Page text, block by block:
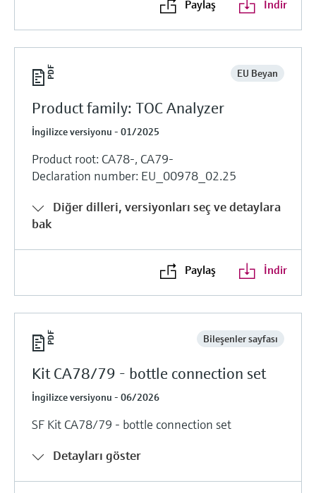
Paylaş İndir
EU Beyan
Product family: TOC Analyzer
İngilizce versiyonu - 01/2025
Product root: CA78-, CA79-
Declaration number: EU_00978_02.25
Diğer dilleri, versiyonları seç ve detaylara
bak
Paylaş İndir
Bileşenler sayfası
Kit CA78/79 - bottle connection set
İngilizce versiyonu - 06/2026
SF Kit CA78/79 - bottle connection set
Detayları göster